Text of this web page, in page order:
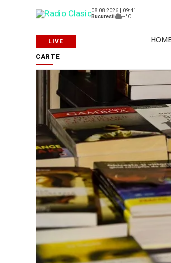
08.08.2026 | 09:41
Bucuresti
--°C
CARTE